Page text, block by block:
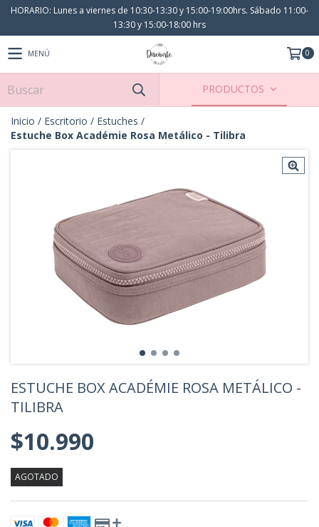
HORARIO: Lunes a viernes de 10:30-13:30 y 15:00-19:00hrs. Sábado 11:00-
13:30 y 15:00-18:00 hrs
MENÚ 0
PRODUCTOS
Inicio / Escritorio / Estuches /
Estuche Box Académie Rosa Metálico - Tilibra
ESTUCHE BOX ACADÉMIE ROSA METÁLICO -
TILIBRA
$10.990
AGOTADO